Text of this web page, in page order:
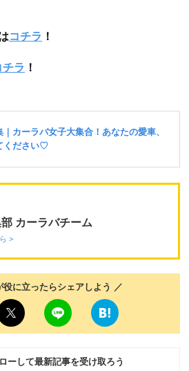
コチラ ！
チラ ！
カーラバチーム
>
役に立ったらシェアしよう ／
ーして最新記事を受け取ろう